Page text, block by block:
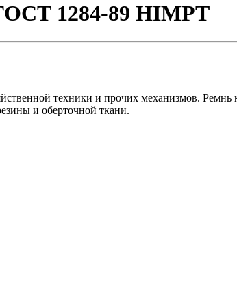
1284-89 HIMPT
техники и прочих механизмов.
и оберточной ткани.